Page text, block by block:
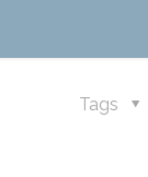
Tags